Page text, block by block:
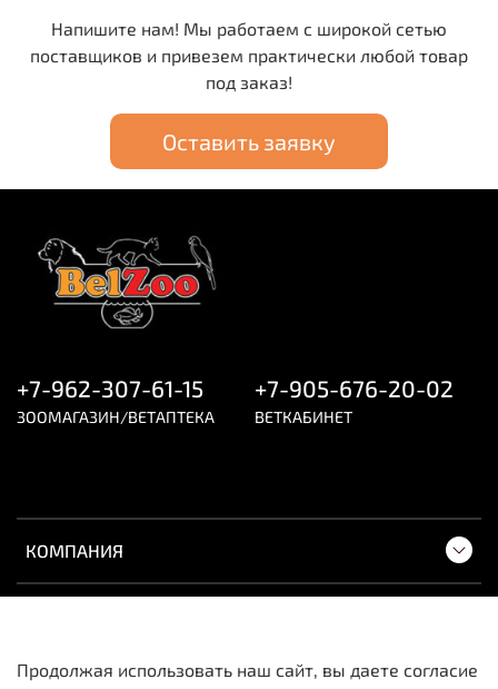
Напишите нам! Мы работаем с широкой сетью
поставщиков и привезем практически любой товар
под заказ!
Оставить заявку
КОМПАНИЯ
+7-962-307-61-15
ЗООМАГАЗИН/ВЕТАПТЕКА
+7-905-676-20-02
ВЕТКАБИНЕТ
Продолжая использовать наш сайт, вы даете согласие